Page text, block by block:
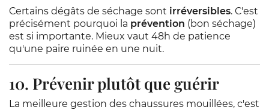
Certains dégâts de séchage sont irréversibles. C'est
précisément pourquoi la prévention (bon séchage)
est si importante. Mieux vaut 48h de patience
qu'une paire ruinée en une nuit.
10. Prévenir plutôt que guérir
La meilleure gestion des chaussures mouillées, c'est